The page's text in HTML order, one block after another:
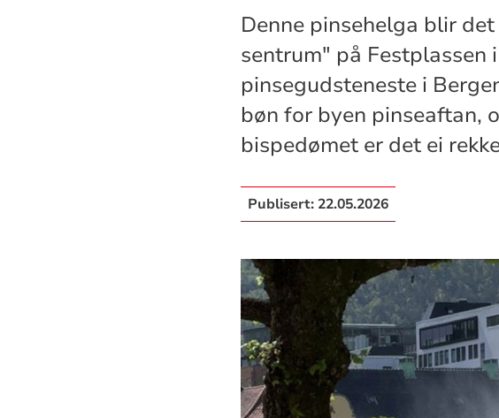
Denne pinsehelga blir
sentrum" på
pinsegudsteneste i
bøn for byen pinseaftan,
bispedømet er det ei
Publisert: 22.05.2026